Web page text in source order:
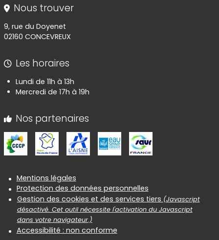
Nous trouver
9, rue du Doyenet
02160 CONCEVREUX
Les horaires
Lundi de 11h à 13h
Mercredi de 17h à 19h
Nos partenaires
Informations réglementaires
Mentions légales
Protection des données personnelles
Gestion des cookies et des services tiers (Javascript
désactivé. Cet outil nécessite l'activation du Javascript
dans votre navigateur.)
Accessibilité : non conforme